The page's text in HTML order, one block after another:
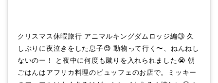
クリスマス休暇旅行 アニマルキングダムロッジ編③ 久
しぶりに夜泣きをした息子😓 動物って行く〜、ねんねし
ないのー！ と夜中に何度も蹴りを入れられました😭 朝
ごはんはアフリカ料理のビュッフェのお店で。ミッキー